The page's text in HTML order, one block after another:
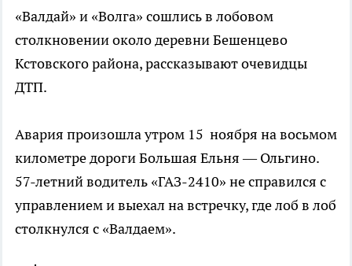
«Валдай» и «Волга» сошлись в лобовом
столкновении около деревни Бешенцево
Кстовского района, рассказывают очевидцы
ДТП.
Авария произошла утром 15 ноября на восьмом
километре дороги Большая Ельня — Ольгино.
57-летний водитель «ГАЗ-2410» не справился с
управлением и выехал на встречку, где лоб в лоб
столкнулся с «Валдаем».